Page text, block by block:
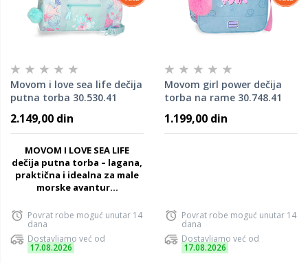
Movom i love sea life dečija
putna torba 30.530.41
2.149,00 din
MOVOM I LOVE SEA LIFE
dečija putna torba – lagana,
praktična i idealna za male
morske avantur...
Povrat robe moguć unutar 14
dana
Dostavljamo već od
17.08.2026
Movom girl power dečija
torba na rame 30.748.41
1.199,00 din
Povrat robe moguć unutar 14
dana
Dostavljamo već od
17.08.2026